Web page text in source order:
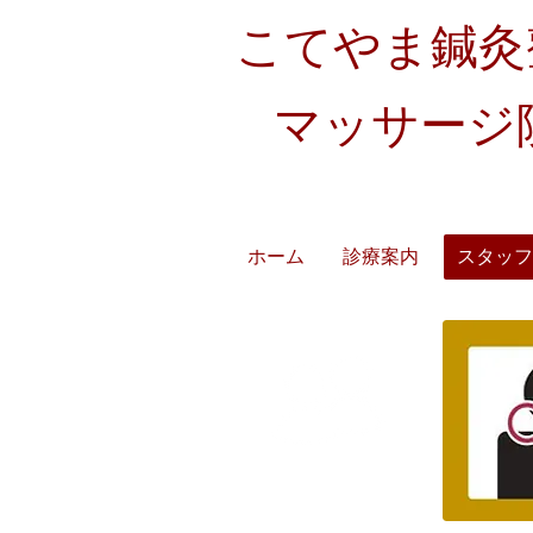
こてやま鍼
マッサージ
ホーム 診療案内 スタッフ